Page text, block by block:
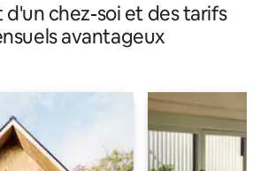
chez-soi et des tarifs
avantageux